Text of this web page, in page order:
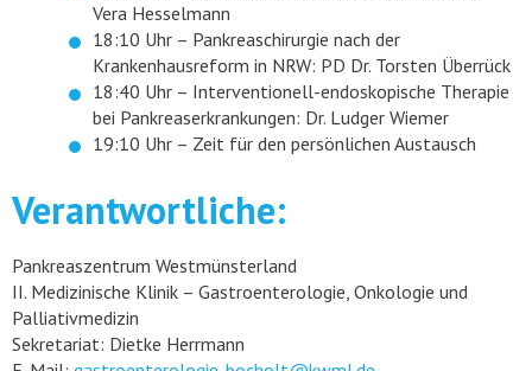
Vera Hesselmann
18:10 Uhr – Pankreaschirurgie nach der
Krankenhausreform in NRW: PD Dr. Torsten Überrück
18:40 Uhr – Interventionell-endoskopische Therapie
bei Pankreaserkrankungen: Dr. Ludger Wiemer
19:10 Uhr – Zeit für den persönlichen Austausch
Verantwortliche:
Pankreaszentrum Westmünsterland
II. Medizinische Klinik – Gastroenterologie, Onkologie und
Palliativmedizin
Sekretariat: Dietke Herrmann